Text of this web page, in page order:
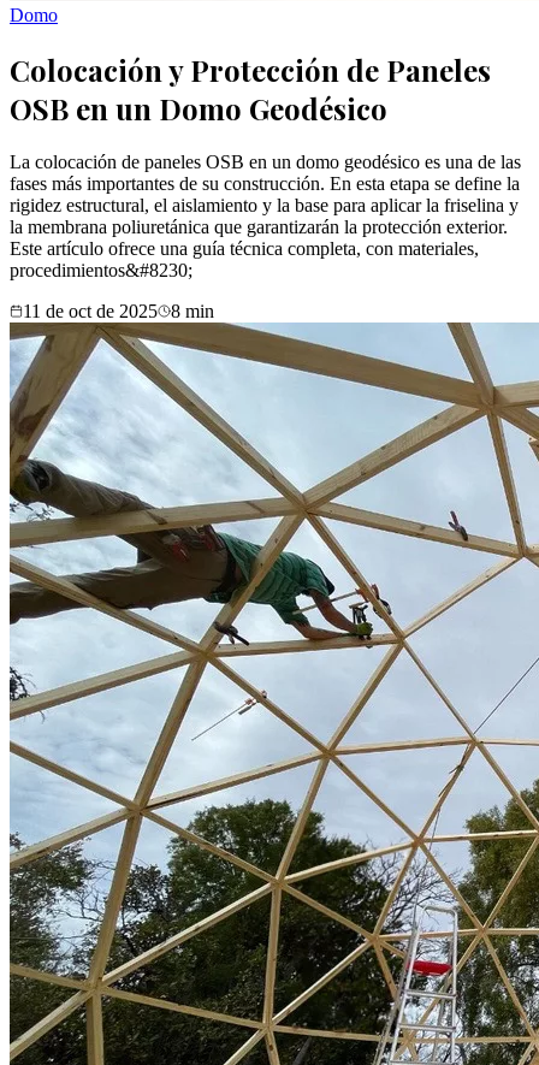
Domo
Colocación y Protección de Paneles
OSB en un Domo Geodésico
La colocación de paneles OSB en un domo geodésico es una de las
fases más importantes de su construcción. En esta etapa se define la
rigidez estructural, el aislamiento y la base para aplicar la friselina y
la membrana poliuretánica que garantizarán la protección exterior.
Este artículo ofrece una guía técnica completa, con materiales,
procedimientos&#8230;
11 de oct de 2025
8 min